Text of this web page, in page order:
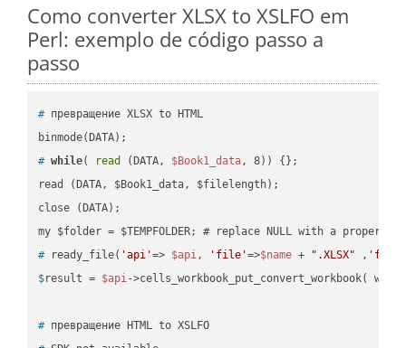
Como converter XLSX to XSLFO em
Perl: exemplo de código passo a
passo
# превращение XLSX to HTML
# while( read (DATA, $Book1_data, 8)) {};
read (DATA, $Book1_data, $filelength);
close (DATA);
# ready_file( 'api'=> $api, 'file'=>$name + ".XLSX" ,
$result = $api->cells_workbook_put_convert_workbook(
# превращение HTML to XSLFO